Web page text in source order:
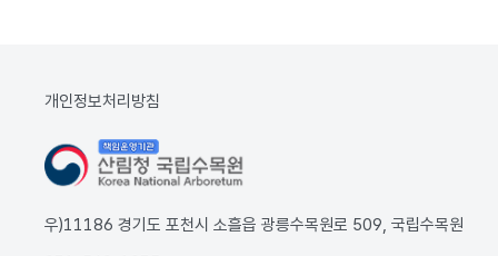
개인정보처리방침
우)11186 경기도 포천시 소흘읍 광릉수목원로 509, 국립수목원